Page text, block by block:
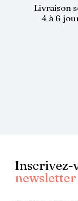
Livraison
4 à 6
Inscrivez-
newsletter